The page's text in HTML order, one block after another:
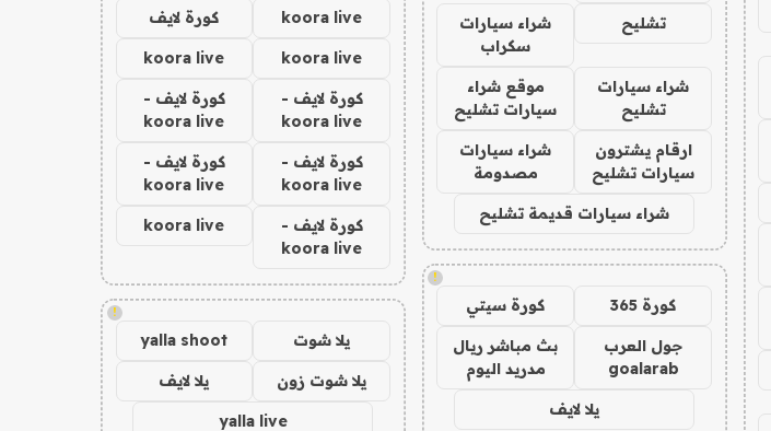
تشليح
شراء سيارات
سكراب
شراء سيارات
تشليح
موقع شراء
سيارات تشليح
ارقام يشترون
سيارات تشليح
شراء سيارات
مصدومة
شراء سيارات قديمة تشليح
!
كورة 365 كورة سيتي
جول العرب
goalarab
بث مباشر ريال
مدريد اليوم
يلا لايف
koora live كورة لايف
koora live
koora live
كورة لايف -
koora live
كورة لايف -
koora live
كورة لايف -
koora live
كورة لايف -
koora live
كورة لايف -
koora live
koora live
!
يلا شوت yalla shoot
يلا شوت زون يلا لايف
yalla live